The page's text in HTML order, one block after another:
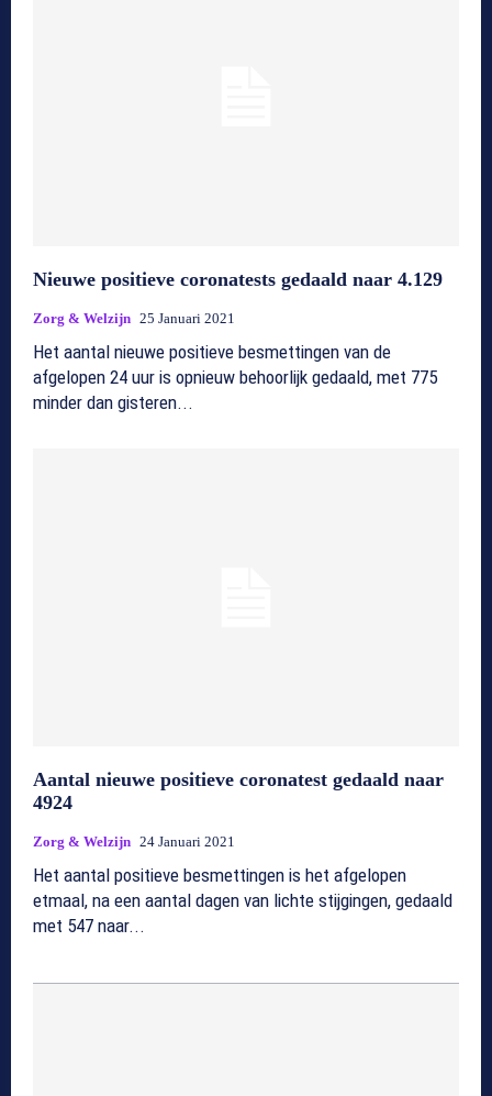
Nieuwe positieve coronatests gedaald naar 4.129
Zorg & Welzijn 25 Januari 2021
Het aantal nieuwe positieve besmettingen van de
afgelopen 24 uur is opnieuw behoorlijk gedaald, met 775
minder dan gisteren...
Aantal nieuwe positieve coronatest gedaald naar
4924
Zorg & Welzijn 24 Januari 2021
Het aantal positieve besmettingen is het afgelopen
etmaal, na een aantal dagen van lichte stijgingen, gedaald
met 547 naar...